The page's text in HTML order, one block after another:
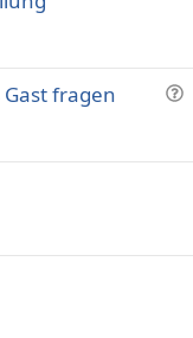
F
g
fragen